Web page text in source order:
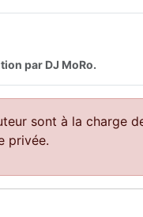
par DJ MoRo.
sont à la charge
privée.